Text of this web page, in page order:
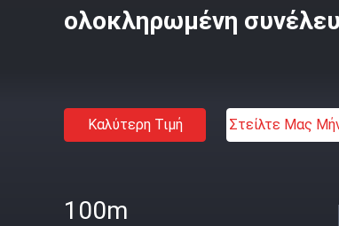
ολοκληρωμένη
Καλύτερη Τιμή Στείλτε Μας
100m